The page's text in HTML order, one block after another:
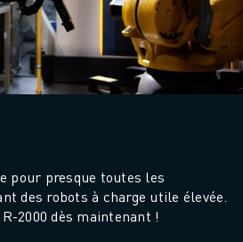
pour presque toutes les
des robots à charge utile élevée.
2000 dès maintenant !